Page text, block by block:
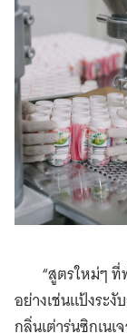
“สูตรใหม่ๆ
อย่างเช่นแป้งระ
กลิ่นเต่ารุ่นซิกเนเ